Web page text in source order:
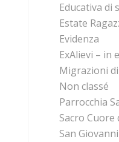
Educativa di
Estate
Evidenza
ExAlievi – in
Migrazioni
Non classé
Parrocchia
Sacro Cuore
San